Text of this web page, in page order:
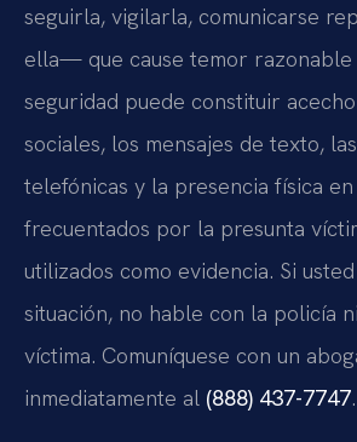
seguirla, vigilarla, comunicarse
ella— que cause temor razonable
seguridad puede constituir
sociales, los mensajes de texto,
telefónicas y la presencia física
frecuentados por la presunta
utilizados como evidencia. Si
situación, no hable con la policía
víctima. Comuníquese con un
inmediatamente al (888) 437-7747.